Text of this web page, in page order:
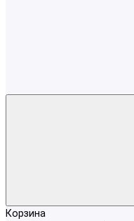
Корзина